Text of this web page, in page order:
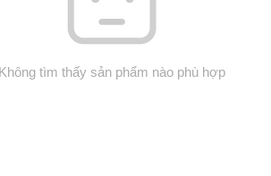
Không tìm thấy sản phẩm nào phù hợp